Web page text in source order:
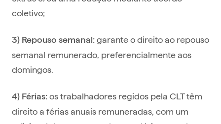
coletivo;
3) Repouso semanal: garante o direito ao repouso
semanal remunerado, preferencialmente aos
domingos.
4) Férias: os trabalhadores regidos pela CLT têm
direito a férias anuais remuneradas, com um